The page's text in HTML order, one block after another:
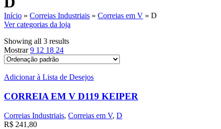
Início » Correias Industriais » Correias em V » D
Ver categorias da loja
Showing all 3 results
Mostrar9 12 18 24
Adicionar à Lista de Desejos
CORREIA EM V D119 KEIPER
Correias Industriais, Correias em V, D
R$ 241,80